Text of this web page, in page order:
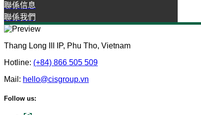
聯係信息
聯係我們
Thang Long III IP, Phu Tho, Vietnam
Hotline: (+84) 866 505 509
Mail: hello@cisgroup.vn
Follow us: